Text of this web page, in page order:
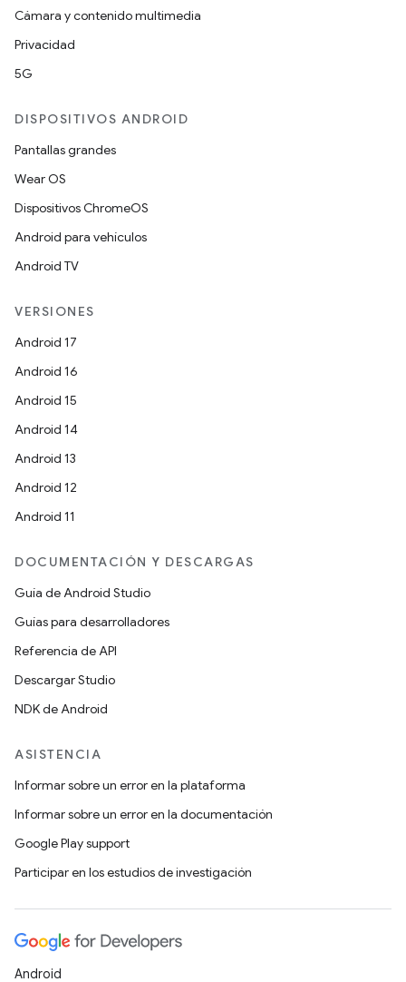
Cámara y contenido multimedia
Privacidad
5G
DISPOSITIVOS ANDROID
Pantallas grandes
Wear OS
Dispositivos ChromeOS
Android para vehículos
Android TV
VERSIONES
Android 17
Android 16
Android 15
Android 14
Android 13
Android 12
Android 11
DOCUMENTACIÓN Y DESCARGAS
Guía de Android Studio
Guías para desarrolladores
Referencia de API
Descargar Studio
NDK de Android
ASISTENCIA
Informar sobre un error en la plataforma
Informar sobre un error en la documentación
Google Play support
Participar en los estudios de investigación
Android